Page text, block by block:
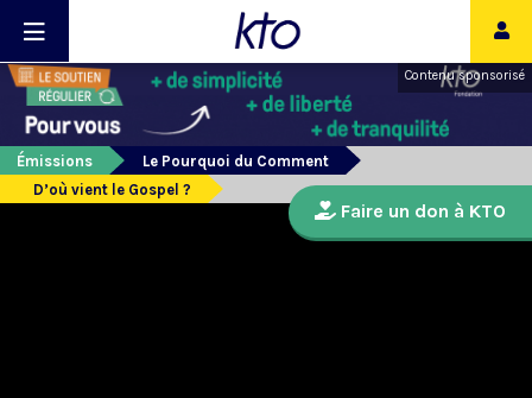
Contenu sponsorisé
Émissions
Le Pourquoi du Comment
D’où vient le Gospel ?
Faire un don à KTO